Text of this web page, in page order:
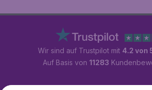
Wir sind auf Trustpilot mit 4.2 von
Auf Basis von 11283